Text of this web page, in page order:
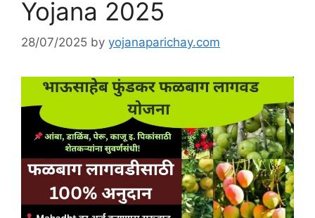
Yojana 2025
28/07/2025 by yojanaparichay.com